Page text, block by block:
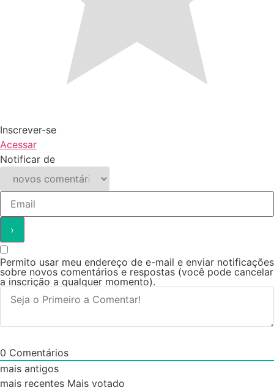
Inscrever-se
Acessar
Notificar de
Permito usar meu endereço de e-mail e enviar notificações
sobre novos comentários e respostas (você pode cancelar
a inscrição a qualquer momento).
0 Comentários
mais antigos
mais recentes Mais votado